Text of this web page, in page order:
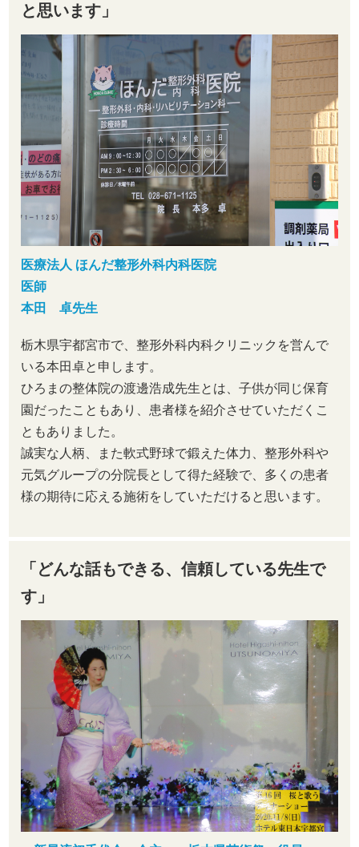
と思います」
医療法人 ほんだ整形外科内科医院
医師
本田 卓先生
栃木県宇都宮市で、整形外科内科クリニックを営んで
いる本田卓と申します。
ひろまの整体院の渡邊浩成先生とは、子供が同じ保育
園だったこともあり、患者様を紹介させていただくこ
ともありました。
誠実な人柄、また軟式野球で鍛えた体力、整形外科や
元気グループの分院長として得た経験で、多くの患者
様の期待に応える施術をしていただけると思います。
「どんな話もできる、信頼している先生で
す」